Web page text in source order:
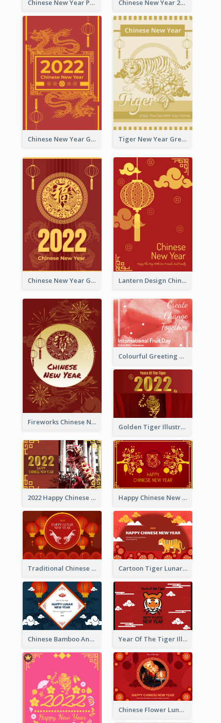
Chinese New Year Photo Greeting Card Chinese New Year 2022 Golden Greeting Card
Chinese New Year Greeting Card With Graphic Decorations Tiger New Year Greeting Card With Decorations
Chinese New Year Greeting Card With Dragon Decorations Lantern Design Chinese New Year Greeting Card
Fireworks Chinese New Year Greeting Card
Colourful Greeting Card For International Fruit Day 2021
Golden Tiger Illustration Chinese New Year Greeting Card
2022 Happy Chinese New Year Greeting Card With Photo Happy Chinese New Year Greeting Card With Chinese Tree Illustration
Traditional Chinese New Year Celebration Greeting Card Cartoon Tiger Lunar New Year Greeting Card
Chinese Bamboo And Lanterns New Year Greeting Card Year Of The Tiger Illustration Chinese New Year Greeting Card
Chinese Flower Lunar New Year Greeting Card